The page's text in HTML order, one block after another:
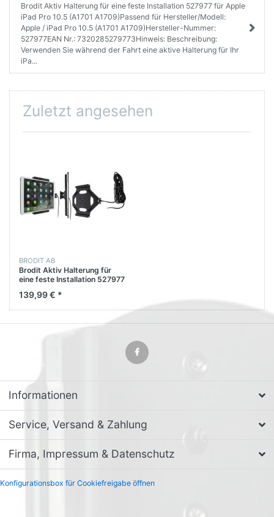
Brodit Aktiv Halterung für eine feste Installation 527977 für Apple
iPad Pro 10.5 (A1701 A1709)Passend für Hersteller/Modell:
Apple / iPad Pro 10.5 (A1701 A1709)Hersteller-Nummer:
527977EAN Nr.: 7320285279773Hinweis: Beschreibung:
Verwenden Sie während der Fahrt eine aktive Halterung für Ihr
iPa...
Zuletzt angesehen
BRODIT AB
Brodit Aktiv Halterung für
eine feste Installation 527977
(A1701 A1709)
139,99 € *
Informationen
Service, Versand & Zahlung
Firma, Impressum & Datenschutz
Konfigurationsbox für Cookiefreigabe öffnen